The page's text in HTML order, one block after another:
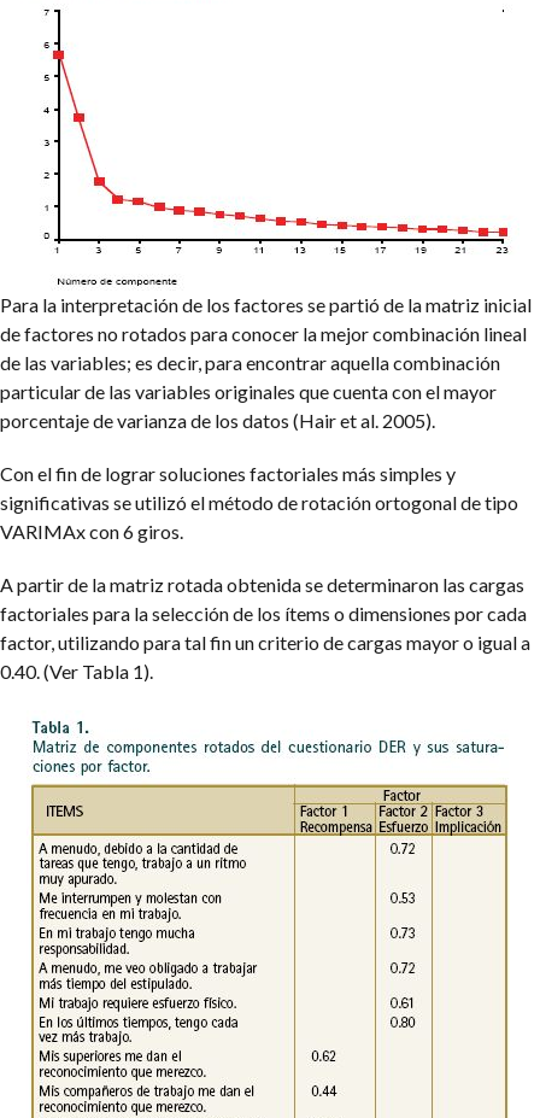
Para la interpretación de los factores se partió de la matriz inicial
de factores no rotados para conocer la mejor combinación lineal
de las variables; es decir, para encontrar aquella combinación
particular de las variables originales que cuenta con el mayor
porcentaje de varianza de los datos (Hair et al. 2005).
Con el fin de lograr soluciones factoriales más simples y
significativas se utilizó el método de rotación ortogonal de tipo
VARIMAx con 6 giros.
A partir de la matriz rotada obtenida se determinaron las cargas
factoriales para la selección de los ítems o dimensiones por cada
factor, utilizando para tal fin un criterio de cargas mayor o igual a
0.40. (Ver Tabla 1).